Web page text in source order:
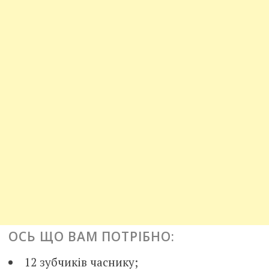
ОСЬ ЩО ВАМ ПОТРІБНО:
12 зубчиків часнику;